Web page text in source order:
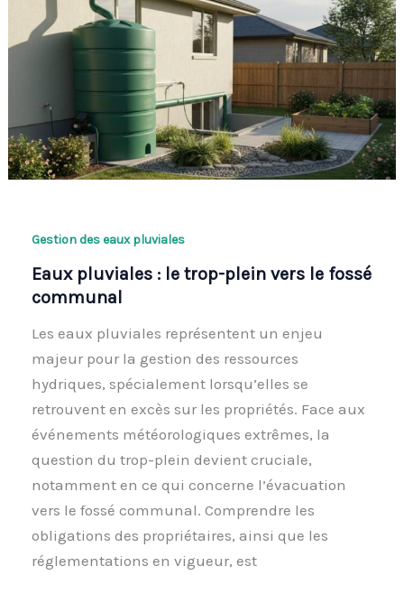
Gestion des eaux pluviales
Eaux pluviales : le trop-plein vers le fossé
communal
Les eaux pluviales représentent un enjeu
majeur pour la gestion des ressources
hydriques, spécialement lorsqu’elles se
retrouvent en excès sur les propriétés. Face aux
événements météorologiques extrêmes, la
question du trop-plein devient cruciale,
notamment en ce qui concerne l’évacuation
vers le fossé communal. Comprendre les
obligations des propriétaires, ainsi que les
réglementations en vigueur, est